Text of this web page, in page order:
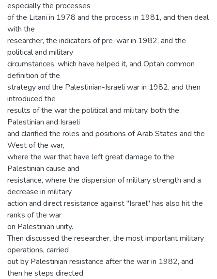
especially the processes
of the Litani in 1978 and the process in 1981, and then deal
with the
researcher, the indicators of pre-war in 1982, and the
political and military
circumstances, which have helped it, and Optah common
definition of the
strategy and the Palestinian-Israeli war in 1982, and then
introduced the
results of the war the political and military, both the
Palestinian and Israeli
and clarified the roles and positions of Arab States and the
West of the war,
where the war that have left great damage to the
Palestinian cause and
resistance, where the dispersion of military strength and a
decrease in military
action and direct resistance against "Israel" has also hit the
ranks of the war
on Palestinian unity.
Then discussed the researcher, the most important military
operations, carried
out by Palestinian resistance after the war in 1982, and
then he steps directed